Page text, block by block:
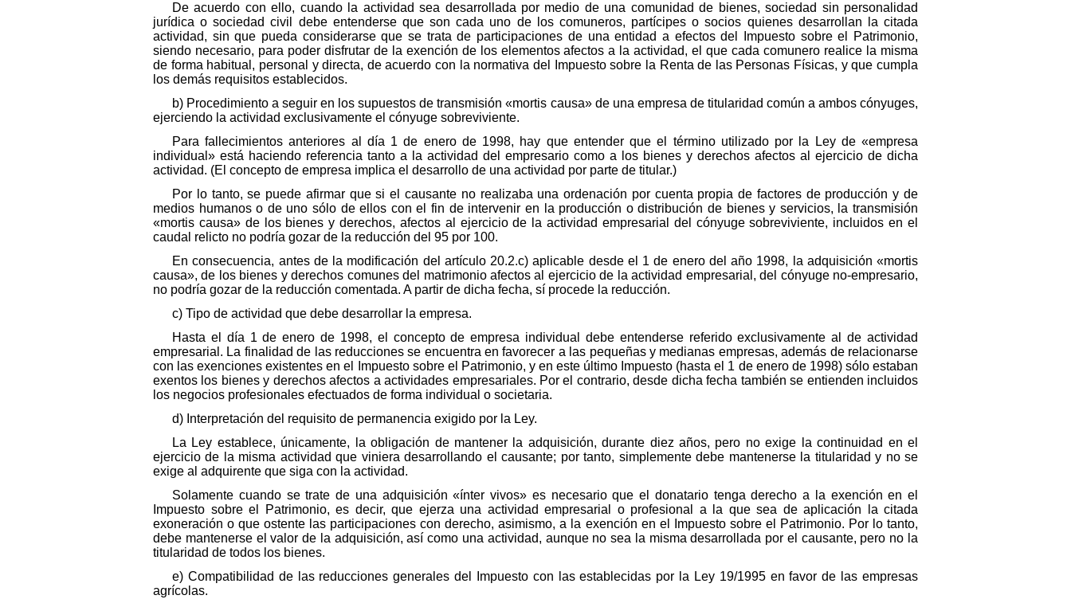
De acuerdo con ello, cuando la actividad sea desarrollada por medio de una comunidad de bienes, sociedad sin personalidad
jurídica o sociedad civil debe entenderse que son cada uno de los comuneros, partícipes o socios quienes desarrollan la citada
actividad, sin que pueda considerarse que se trata de participaciones de una entidad a efectos del Impuesto sobre el Patrimonio,
siendo necesario, para poder disfrutar de la exención de los elementos afectos a la actividad, el que cada comunero realice la misma
de forma habitual, personal y directa, de acuerdo con la normativa del Impuesto sobre la Renta de las Personas Físicas, y que cumpla
los demás requisitos establecidos.
b) Procedimiento a seguir en los supuestos de transmisión «mortis causa» de una empresa de titularidad común a ambos cónyuges,
ejerciendo la actividad exclusivamente el cónyuge sobreviviente.
Para fallecimientos anteriores al día 1 de enero de 1998, hay que entender que el término utilizado por la Ley de «empresa
individual» está haciendo referencia tanto a la actividad del empresario como a los bienes y derechos afectos al ejercicio de dicha
actividad. (El concepto de empresa implica el desarrollo de una actividad por parte de titular.)
Por lo tanto, se puede afirmar que si el causante no realizaba una ordenación por cuenta propia de factores de producción y de
medios humanos o de uno sólo de ellos con el fin de intervenir en la producción o distribución de bienes y servicios, la transmisión
«mortis causa» de los bienes y derechos, afectos al ejercicio de la actividad empresarial del cónyuge sobreviviente, incluidos en el
caudal relicto no podría gozar de la reducción del 95 por 100.
En consecuencia, antes de la modificación del artículo 20.2.c) aplicable desde el 1 de enero del año 1998, la adquisición «mortis
causa», de los bienes y derechos comunes del matrimonio afectos al ejercicio de la actividad empresarial, del cónyuge no-empresario,
no podría gozar de la reducción comentada. A partir de dicha fecha, sí procede la reducción.
c) Tipo de actividad que debe desarrollar la empresa.
Hasta el día 1 de enero de 1998, el concepto de empresa individual debe entenderse referido exclusivamente al de actividad
empresarial. La finalidad de las reducciones se encuentra en favorecer a las pequeñas y medianas empresas, además de relacionarse
con las exenciones existentes en el Impuesto sobre el Patrimonio, y en este último Impuesto (hasta el 1 de enero de 1998) sólo estaban
exentos los bienes y derechos afectos a actividades empresariales. Por el contrario, desde dicha fecha también se entienden incluidos
los negocios profesionales efectuados de forma individual o societaria.
d) Interpretación del requisito de permanencia exigido por la Ley.
La Ley establece, únicamente, la obligación de mantener la adquisición, durante diez años, pero no exige la continuidad en el
ejercicio de la misma actividad que viniera desarrollando el causante; por tanto, simplemente debe mantenerse la titularidad y no se
exige al adquirente que siga con la actividad.
Solamente cuando se trate de una adquisición «ínter vivos» es necesario que el donatario tenga derecho a la exención en el
Impuesto sobre el Patrimonio, es decir, que ejerza una actividad empresarial o profesional a la que sea de aplicación la citada
exoneración o que ostente las participaciones con derecho, asimismo, a la exención en el Impuesto sobre el Patrimonio. Por lo tanto,
debe mantenerse el valor de la adquisición, así como una actividad, aunque no sea la misma desarrollada por el causante, pero no la
titularidad de todos los bienes.
e) Compatibilidad de las reducciones generales del Impuesto con las establecidas por la Ley 19/1995 en favor de las empresas
agrícolas.